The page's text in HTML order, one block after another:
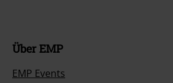
Über EMP
EMP Events